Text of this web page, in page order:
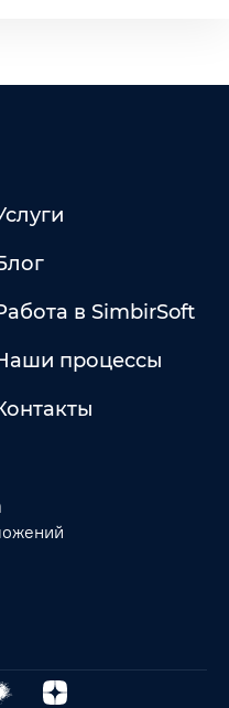
в SimbirSoft
процессы